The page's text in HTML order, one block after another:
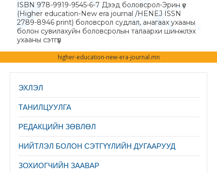
ISBN 978-9919-9545-6-7 Дээд боловсрол-Эрин үе
(Higher education-New era journal /HENEJ ISSN
2789-8946 print) боловсрол судлал, анагаах ухааны
болон сувилахуйн боловсролын талаархи шинжлэх
ухааны сэтгүүл
higher-education-new-era-journal.mn
ЭХЛЭЛ
ТАНИЛЦУУЛГА
PЕДАКЦИЙН ЗӨВЛӨЛ
НИЙТЛЭЛ БОЛОН СЭТГҮҮЛИЙН ДУГААРУУД
ЗОХИОГЧИЙН ЗААВАР